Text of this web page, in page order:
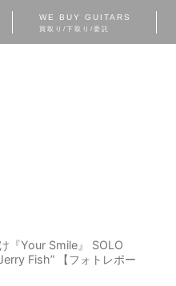
WE BUY GUITARS
買取り/下取り/委託
『Your Smile』 SOLO
Fish” 【フォトレポー